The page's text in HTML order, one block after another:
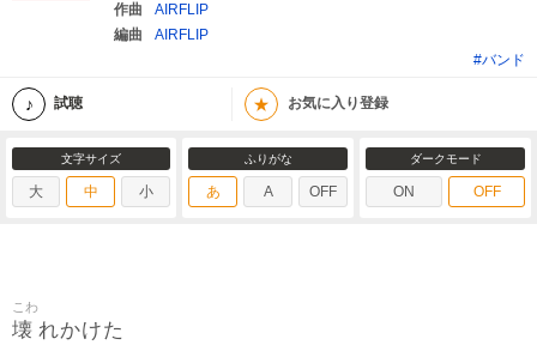
作曲
AIRFLIP
編曲
AIRFLIP
#バンド
試聴 ★ お気に入り登録
文字サイズ
大 中 小
ふりがな
あ A OFF
ダークモード
ON OFF
壊
こわ
れかけた